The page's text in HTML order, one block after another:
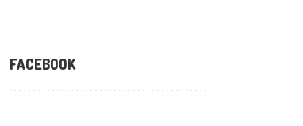
FACEBOOK